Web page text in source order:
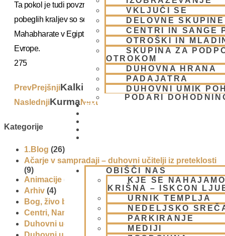
VKLJUČI SE
DELOVNE SKUPINE
CENTRI IN SANGE
OTROŠKI IN
SKUPINA ZA
OTROKOM
DUHOVNA HRANA
PADAJATRA
DUHOVNI UMIK
PODARI
DONIRAJ
OBIŠČI NAS
KJE SE
KRIŠNA – ISKCON
URNIK TEMPLJA
NEDELJSKO
PARKIRANJE
MEDIJI
Ta pokol je tudi povzročil selitev narodov in nekateri od teh
pobeglih kraljev so se tudi naselili po zapiskih
Mahabharate v Egiptu in drugod po zahodnem delu
Evrope.
275
PrevPrejšnjiKalki
NaslednjiKurmaNext
Kategorije
1.Blog (26)
Ačarje v sampradaji – duhovni učitelji iz preteklosti
(9)
Animacije (1)
Arhiv (4)
Bog, živo bitje in narava(17)
Centri, Nama hatte in sange po Sloveniji(1)
Duhovni učitelj – Šrila Prabhupada(9)